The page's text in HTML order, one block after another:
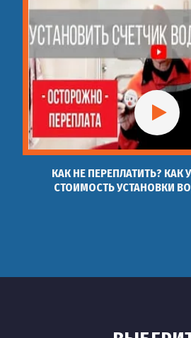
КАК НЕ ПЕРЕПЛАТИТЬ? КАК
СТОИМОСТЬ УСТАНОВКИ